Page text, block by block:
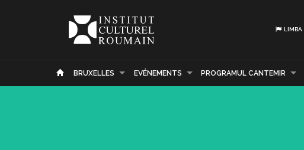
LIMBA
BRUXELLES EVÉNEMENTS PROGRAMUL CANTEMIR